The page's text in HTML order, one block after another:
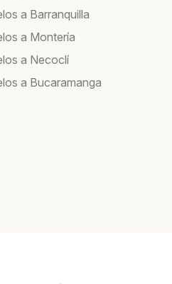
a Barranquilla
a Montería
a Necoclí
a Bucaramanga